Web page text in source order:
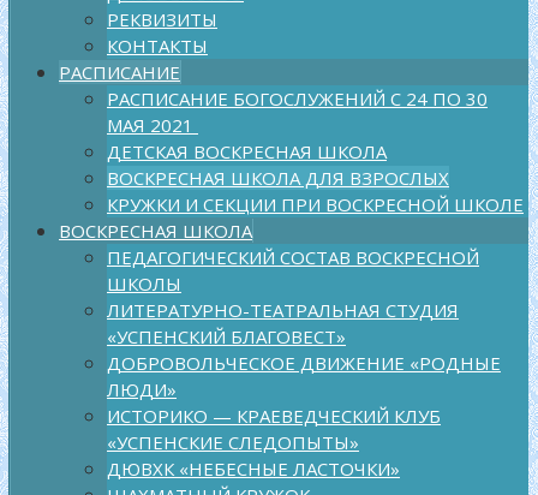
РЕКВИЗИТЫ
КОНТАКТЫ
РАСПИСАНИЕ
РАСПИСАНИЕ БОГОСЛУЖЕНИЙ С 24 ПО 30
МАЯ 2021
ДЕТСКАЯ ВОСКРЕСНАЯ ШКОЛА
ВОСКРЕСНАЯ ШКОЛА ДЛЯ ВЗРОСЛЫХ
КРУЖКИ И СЕКЦИИ ПРИ ВОСКРЕСНОЙ ШКОЛЕ
ВОСКРЕСНАЯ ШКОЛА
ПЕДАГОГИЧЕСКИЙ СОСТАВ ВОСКРЕСНОЙ
ШКОЛЫ
ЛИТЕРАТУРНО-ТЕАТРАЛЬНАЯ СТУДИЯ
«УСПЕНСКИЙ БЛАГОВЕСТ»
ДОБРОВОЛЬЧЕСКОЕ ДВИЖЕНИЕ «РОДНЫЕ
ЛЮДИ»
ИСТОРИКО — КРАЕВЕДЧЕСКИЙ КЛУБ
«УСПЕНСКИЕ СЛЕДОПЫТЫ»
ДЮВХК «НЕБЕСНЫЕ ЛАСТОЧКИ»